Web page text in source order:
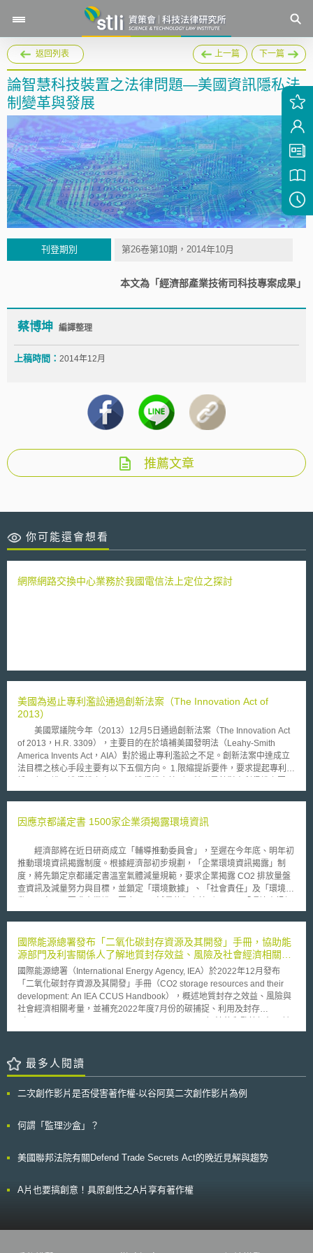
返回列表 上一篇 下一篇
論智慧科技裝置之法律問題—美國資訊隱私法
制變革與發展
刊登期別 第26卷第10期，2014年10月
本文為「經濟部產業技術司科技專案成果」
蔡博坤 編譯整理
上稿時間： 2014年12月
推薦文章
你可能還會想看
網際網路交換中心業務於我國電信法上定位之探討
美國為遏止專利濫訟通過創新法案（The Innovation Act of
2013）
美國眾議院今年（2013）12月5日通過創新法案（The Innovation Act
of 2013，H.R. 3309），主要目的在於填補美國發明法（Leahy-Smith
America Invents Act，AIA）對於遏止專利濫訟之不足。創新法案中達成立
法目標之核心手段主要有以下五個方向。 1.限縮提訴要件，要求提起專利訴
關係的說明，以不實施專利主體（Non-practice Patents Entity，NPE）不
轉移至敗訴方，並加諸合理之賠償費用。直接以訴訟成本之轉嫁來影響訴訟
案。 3.延遲證據開示，避免證據開示過早影響判決之結果。 4.要求專利所有
者持續針對所有之專利進行資訊更新，使專利所有權透明化，以揭露NPE藉
由空殼公司進行濫訟之行為。 5.創新法案另試圖使專利產品之實際製造商代
替消費者面對專利侵權時相關產品之訴訟。 而眾議院通過創新法案的
同時，參議院也有相類似的平行立法提案，稱為專利透明化與改進法案
比較參眾兩院之法案版本後，可以發現兩者立法目的以及採取的手段均類
訴訟有利可圖的情形遏止專利濫訟的現象，但是參議院版本之法案是否真的
能夠達到遏止專利濫訟之情形受到各界更多的爭議。
因應京都議定書 1500家企業須揭露環境資訊
經濟部將在近日研商成立「輔導推動委員會」，至遲在今年底、明年初
推動環境資訊揭露制度。根據經濟部初步規劃，「企業環境資訊揭露」制
度，將先鎖定京都議定書溫室氣體減量規範，要求企業揭露 CO2 排放量盤
查資訊及減量努力與目標，並鎖定「環境數據」、「社會責任」及「環境活
露制度」將依是否上市櫃及企業規模，要求不同程度的資訊揭露。上市公
露；營業額達 1 億元以上的企業及上櫃、興櫃公司，屬「自願性揭露」，以
漸進的方式，在該機制實施後二年內達到「完整環境資訊揭露」；中小企業
則採取「鼓勵性揭露」。 今年 5 月間，證期局為保障國內投資人，曾
強制 972 家電子電機上市櫃公司，以「重大訊息」說明公司因應歐盟有毒
物質禁用指令（ RoHS ）的情形，此一要求僅為「環保支出」之資訊，並
未要求說明未來因應對策及可能支出。故經濟部希望透過「環境資訊揭露」
制度的建立，讓企業從被動提報「環保支出」，提升到主動揭露「環境資
國際能源總署發布「二氧化碳封存資源及其開發」手冊，協助能
源部門及利害關係人了解地質封存效益、風險及社會經濟相關考
量
國際能源總署（International Energy Agency, IEA）於2022年12月發布
「二氧化碳封存資源及其開發」手冊（CO2 storage resources and their
development: An IEA CCUS Handbook），概述地質封存之效益、風險與
社會經濟相關考量，並補充2022年度7月份的碳捕捉、利用及封存
手冊架構可分為九個章節，重要章節包含：碳封存資源概述、碳封存開發生
私營部門。 由於CCUS涉及複雜管理及營運模式，IEA為決策者確立五個總
體行動，簡述如下：（1）識別封存資源並提供必要資料：現有的地質資料
資訊。（2）確保法律與管制框架符合CCUS需求：政府應全面盤點既有法
立明確與適當的許可流程、地下孔隙空間的所有權、案場管理要求（如監
勵措施（如獎勵資金、稅收抵免、可交易的憑證、鼓勵降低成本的創新計
者時常面臨發展尚未成熟的開發環境或法制體系，因此建議政府得給予先驅
最多人閱讀
二次創作影片是否侵害著作權-以谷阿莫二次創作影片為例
何謂「監理沙盒」？
美國聯邦法院有關Defend Trade Secrets Act的晚近見解與趨勢
A片也要搞創意！具原創性之A片享有著作權